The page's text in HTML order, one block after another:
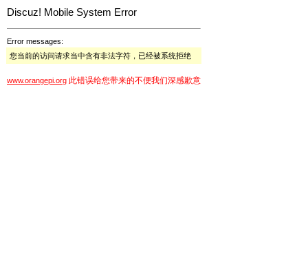
Discuz! Mobile System Error
Error messages:
您当前的访问请求当中含有非法字符，已经被系统拒绝
www.orangepi.org 此错误给您带来的不便我们深感歉意